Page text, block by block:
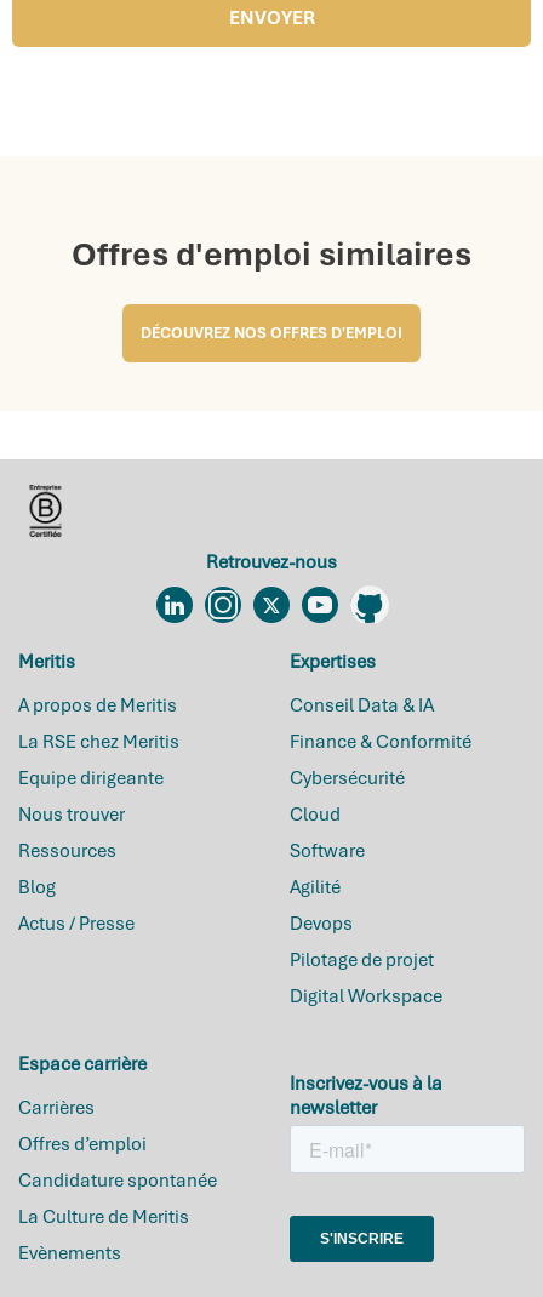
Offres d'emploi similaires
DÉCOUVREZ NOS OFFRES D'EMPLOI
Retrouvez-nous
LinkedinInstagram
TwitterYouTubeGithub
Meritis
A propos de Meritis
La RSE chez Meritis
Equipe dirigeante
Nous trouver
Ressources
Blog
Actus / Presse
Expertises
Conseil Data & IA
Finance & Conformité
Cybersécurité
Cloud
Software
Agilité
Devops
Pilotage de projet
Digital Workspace
Espace carrière
Carrières
Offres d’emploi
Candidature spontanée
La Culture de Meritis
Evènements
Inscrivez-vous à la
newsletter
Meritis.fr
utilise des cookies !
Avec votre accord, nous utilisons des
informations personnelles comme votre visite sur ce site, afin
principalement d’en mesurer l’audience.